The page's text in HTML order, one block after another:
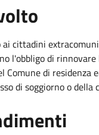
ai cittadini
l'obbligo di
Comune di residenza
di soggiorno o della